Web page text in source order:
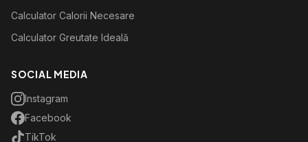
Calculator Calorii Necesare
Calculator Greutate Ideală
SOCIAL MEDIA
Instagram
Facebook
TikTok